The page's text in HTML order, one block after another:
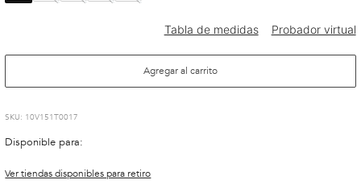
Agregar al carrito
: 10V151T0017
Disponible para:
Ver tiendas disponibles para retiro